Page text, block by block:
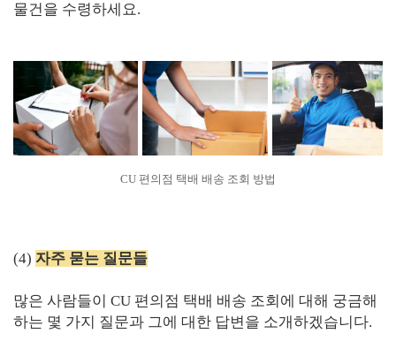
물건을 수령하세요.
CU 편의점 택배 배송 조회 방법
(4) 자주 묻는 질문들
많은 사람들이 CU 편의점 택배 배송 조회에 대해 궁금해
하는 몇 가지 질문과 그에 대한 답변을 소개하겠습니다.